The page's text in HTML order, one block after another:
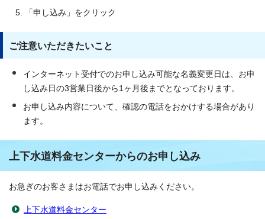
「申し込み」をクリック
ご注意いただきたいこと
インターネット受付でのお申し込み可能な名義変更日は、お申
し込み日の3営業日後から1ヶ月後までとなっております。
お申し込み内容について、確認の電話をおかけする場合があり
ます。
上下水道料金センターからのお申し込み
お急ぎのお客さまはお電話でお申し込みください。
上下水道料金センター